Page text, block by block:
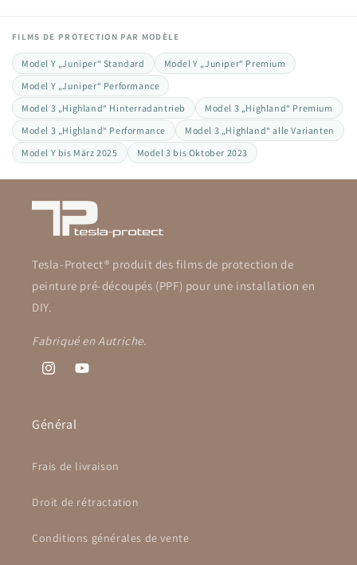
FILMS DE PROTECTION PAR MODÈLE
Model Y „Juniper“ Standard
Model Y „Juniper“ Premium
Model Y „Juniper“ Performance
Model 3 „Highland“ Hinterradantrieb
Model 3 „Highland“ Premium
Model 3 „Highland“ Performance
Model 3 „Highland“ alle Varianten
Model Y bis März 2025
Model 3 bis Oktober 2023
Tesla-Protect® produit des films de protection de
peinture pré-découpés (PPF) pour une installation en
DIY.
Fabriqué en Autriche.
InstagramYouTube
Général
Frais de livraison
Droit de rétractation
Conditions générales de vente